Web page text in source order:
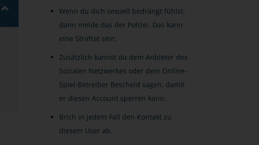
Wenn du dich sexuell bedrängt fühlst,
dann melde das der Polizei. Das kann
eine Straftat sein.
Zusätzlich kannst du dem Anbieter des
Sozialen Netzwerkes oder dem Online-
Spiel-Betreiber Bescheid sagen, damit
er diesen Account sperren kann.
Brich in jedem Fall den Kontakt zu
diesem User ab.